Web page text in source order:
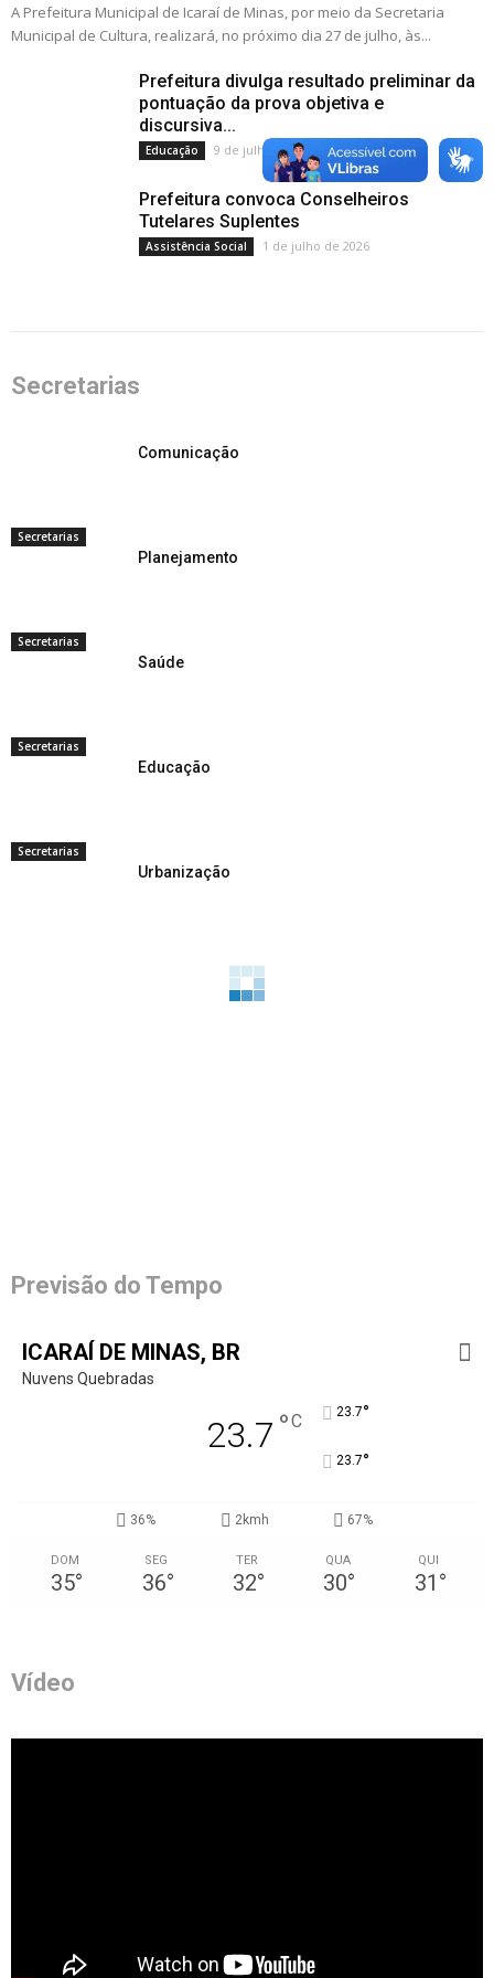
A Prefeitura Municipal de Icaraí de Minas, por meio da Secretaria
Municipal de Cultura, realizará, no próximo dia 27 de julho, às...
Prefeitura divulga resultado preliminar da
pontuação da prova objetiva e
discursiva...
Educação 9 de julho de 2026
Prefeitura convoca Conselheiros
Tutelares Suplentes
Assistência Social 1 de julho de 2026
Secretarias
Comunicação
Secretarias
Planejamento
Secretarias
Saúde
Secretarias
Educação
Secretarias
Urbanização
Previsão do Tempo
ICARAÍ DE MINAS, BR
Nuvens Quebradas
23.7 °C 23.7°
23.7°
36% 2kmh 67%
DOM
35°
SEG
36°
TER
32°
QUA
30°
QUI
31 °
Vídeo